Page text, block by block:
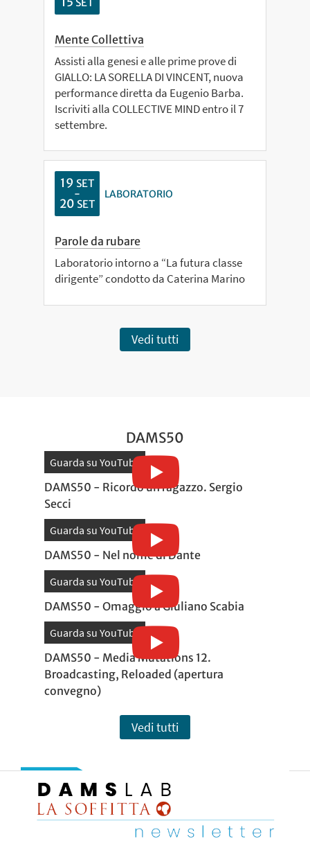
Mente Collettiva
Assisti alla genesi e alle prime prove di
GIALLO: LA SORELLA DI VINCENT, nuova
performance diretta da Eugenio Barba.
Iscriviti alla COLLECTIVE MIND entro il 7
settembre.
19 SET
-
20 SET
LABORATORIO
Parole da rubare
Laboratorio intorno a “La futura classe
dirigente” condotto da Caterina Marino
Vedi tutti
DAMS50
Guarda su YouTube
DAMS50 - Ricordo un ragazzo. Sergio
Secci
Guarda su YouTube
DAMS50 - Nel nome di Dante
Guarda su YouTube
DAMS50 - Omaggio a Giuliano Scabia
Guarda su YouTube
DAMS50 - Media Mutations 12.
Broadcasting, Reloaded (apertura
convegno)
Vedi tutti